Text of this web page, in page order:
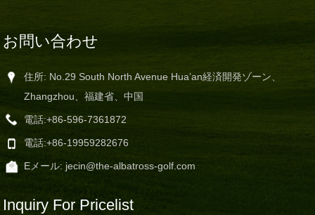
お問い合わせ
住所: No.29 South North Avenue Hua’an経済開発ゾーン、
Zhangzhou、福建省、中国
電話:+86-596-7361872
電話:+86-19959282676
Eメール: jecin@the-albatross-golf.com
Inquiry For Pricelist